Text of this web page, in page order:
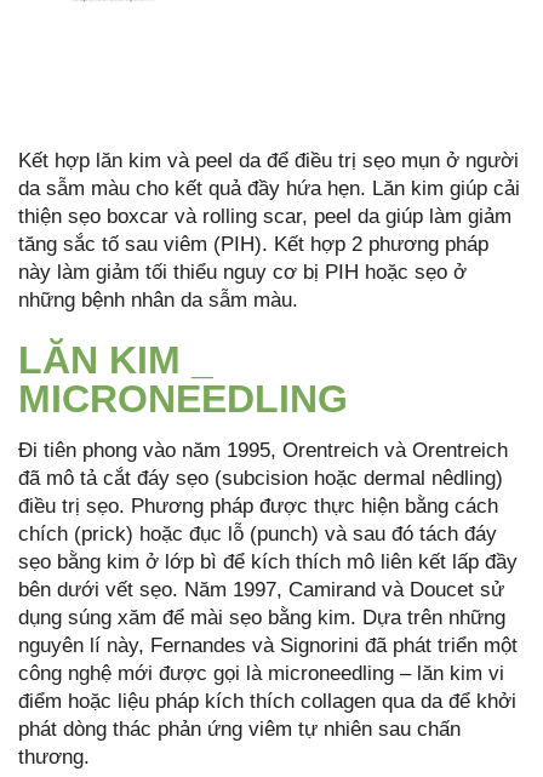
Kết hợp lăn kim và peel da để điều trị sẹo mụn ở người
da sẫm màu cho kết quả đầy hứa hẹn. Lăn kim giúp cải
thiện sẹo boxcar và rolling scar, peel da giúp làm giảm
tăng sắc tố sau viêm (PIH). Kết hợp 2 phương pháp
này làm giảm tối thiểu nguy cơ bị PIH hoặc sẹo ở
những bệnh nhân da sẫm màu.
LĂN KIM _
MICRONEEDLING
Đi tiên phong vào năm 1995, Orentreich và Orentreich
đã mô tả cắt đáy sẹo (subcision hoặc dermal nêdling)
điều trị sẹo. Phương pháp được thực hiện bằng cách
chích (prick) hoặc đục lỗ (punch) và sau đó tách đáy
sẹo bằng kim ở lớp bì để kích thích mô liên kết lấp đầy
bên dưới vết sẹo. Năm 1997, Camirand và Doucet sử
dụng súng xăm để mài sẹo bằng kim. Dựa trên những
nguyên lí này, Fernandes và Signorini đã phát triển một
công nghệ mới được gọi là microneedling – lăn kim vi
điểm hoặc liệu pháp kích thích collagen qua da để khởi
phát dòng thác phản ứng viêm tự nhiên sau chấn
thương.